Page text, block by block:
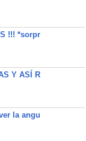
!!! *sorpr
Y ASÍ R
la angu